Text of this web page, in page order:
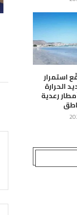
حضرموت: اعتداء
على...
استمرار
الحرارة
رعدية